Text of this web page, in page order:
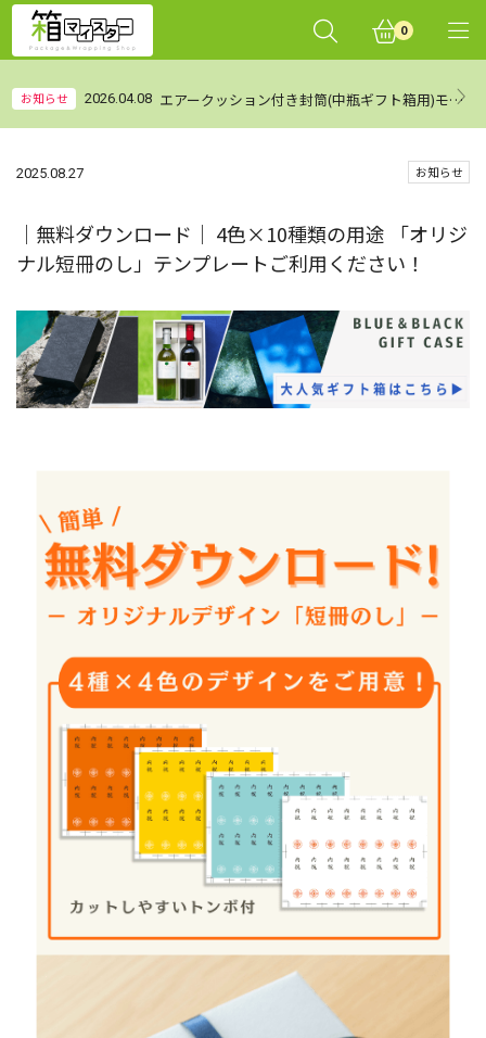
0
お知らせ 2026.04.08 エアークッション付き封筒(中瓶ギフト箱用)モニターレビュー集計結果（まとめ）
2025.08.27 お知らせ
｜無料ダウンロード｜ 4色×10種類の用途 「オリジ
ナル短冊のし」テンプレートご利用ください！